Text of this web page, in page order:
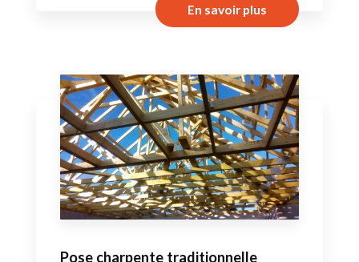
En savoir plus
Pose charpente traditionnelle